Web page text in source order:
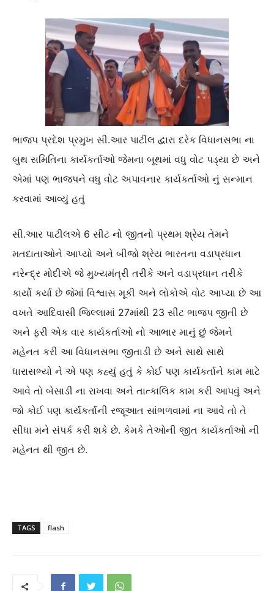
ભાજપ પ્રદેશ પ્રમુખ સી.આર પાટીલ દ્વારા દરેક વિધાનસભા ના
બુથ સમિતિના કાર્યકર્તાઓ જેમના બૂથમાં વધુ વોટ પડ્યા છે અને
એમાં પણ ભાજપને વધુ વોટ અપાવનાર કાર્યકર્તાઓ નું સન્માન
કરવામાં આવ્યું હતું
સી.આર પાટીલએ 6 સીટ નો જીતનો પ્રથમ શ્રેય તેમને
મતદાતાઓને આપ્યો અને બીજો શ્રેય ભારતના વડાપ્રધાન
નરેન્દ્ર મોદીએ જે મુખ્યમંત્રી તરીકે અને વડાપ્રધાન તરીકે
કાર્યો કર્યા છે જેમાં વિશ્વાસ મૂકી અને લોકોએ વોટ આપ્યા છે આ
વખતે આદિવાસી જિલ્લામાં 27માંથી 23 સીટ ભાજપ જીતી છે
અને ફરી એક વાર કાર્યકર્તાઓ નો આભાર માનું છું જેમને
મહેનત કરી આ વિધાનસભા જીતાડી છે અને સાથે સાથે
ધારાસભ્યો ને એ પણ કહ્યું હતું કે કોઈ પણ કાર્યકર્તાને કામ માટે
આવે તો બેસાડી ના રાખવા અને તાત્કાલિક કામ કરી આપવું અને
જો કોઈ પણ કાર્યકર્તાની રજૂઆત સાંભળવામાં ના આવે તો તે
સીધા મને સંપર્ક કરી શકે છે. કેમકે તેઓની જીત કાર્યકર્તાઓ ની
મહેનત થી જીત છે.
TAGS flash